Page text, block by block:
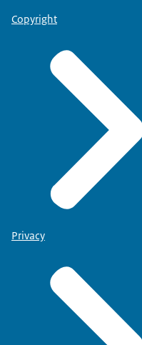
Copyright
Privacy